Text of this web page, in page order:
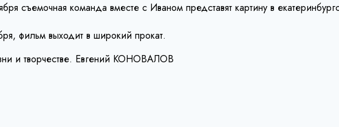
съемочная команда вместе с Иваном представят картину в
фильм выходит в широкий прокат.
и творчестве. Евгений КОНОВАЛОВ